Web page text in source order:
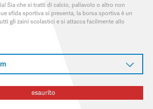
Sia che si tratti di calcio, pallavolo o altro non
sfida sportiva si presenta, la borsa sportiva è un
gli zaini scolastici e si attacca facilmente allo
esaurito